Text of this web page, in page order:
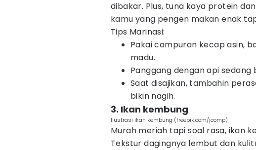
dibakar. Plus, tuna kaya protein
kamu yang pengen makan enak
Tips Marinasi:
Pakai campuran kecap asin,
madu.
Panggang dengan api
Saat disajikan, tambahin
bikin nagih.
3. Ikan kembung
Ilustrasi ikan kembung (freepik.com/jcomp)
Murah meriah tapi soal rasa, ikan
Tekstur dagingnya lembut dan